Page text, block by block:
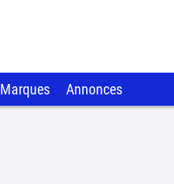
Marques Annonces